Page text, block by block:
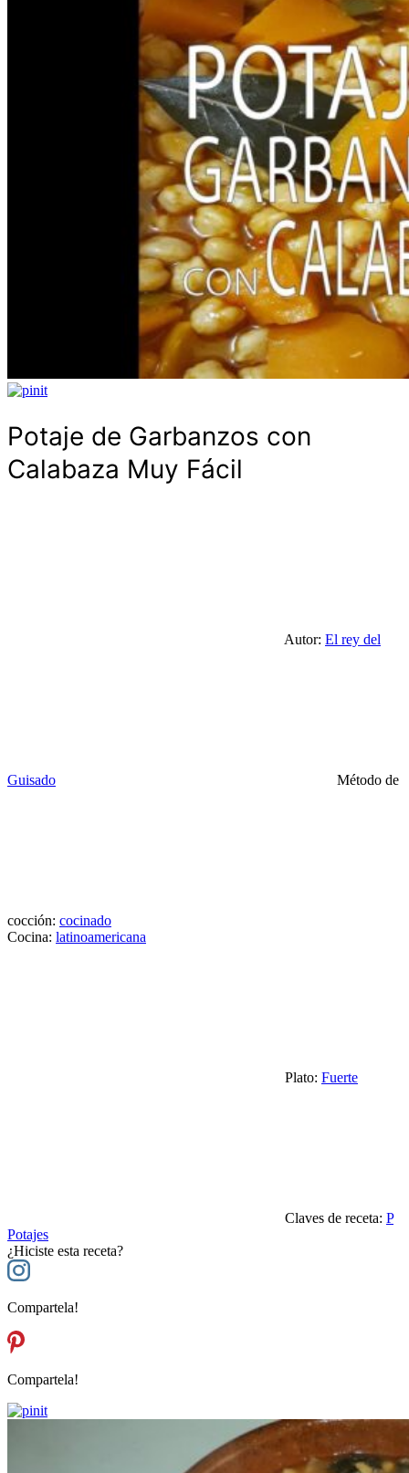
Potaje de Garbanzos con
Calabaza Muy Fácil
Autor: El rey del
Guisado Método de
cocción: cocinado
Cocina: latinoamericana
Plato: Fuerte
Claves de receta: P
Potajes
¿Hiciste esta receta?
Compartela!
Compartela!